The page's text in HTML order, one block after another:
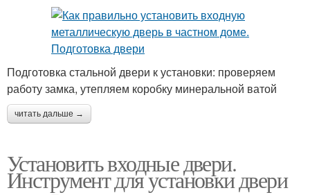
Подготовка стальной двери к установки: проверяем
работу замка, утепляем коробку минеральной ватой
читать дальше →
Установить входные двери.
Инструмент для установки двери